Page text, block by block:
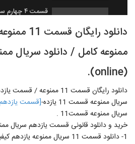
قسمت ۴
۳۳۲ بازدید
11 خانه
دانلود
(online).
دانلود رایگان قسمت 11
سریال ممنوعه قسمت 11 یازده-
[قسمت
سریال ممنوعه قسمت11 .
خرید و دانلود قانونی قسمت یازدهم سریال ممنوعه 11
1- دانلود قسمت 11 سریال ممنوعه یازدهم کیفیت 480